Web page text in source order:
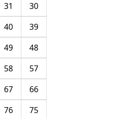
30
31
39
40
48
49
57
58
66
67
75
76